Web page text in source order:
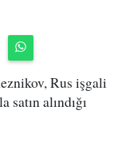
Rus işgali
alındığı